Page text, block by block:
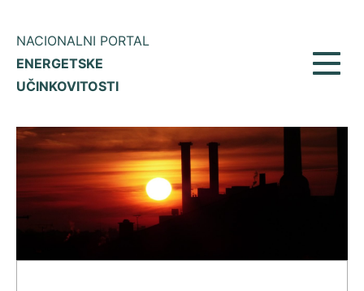
NACIONALNI PORTAL
ENERGETSKE
UČINKOVITOSTI